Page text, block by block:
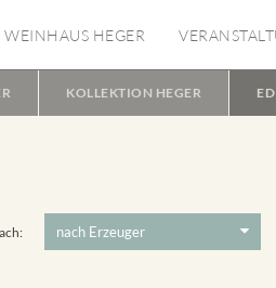
WEINHAUS HEGER
KOLLEKTION HEGER